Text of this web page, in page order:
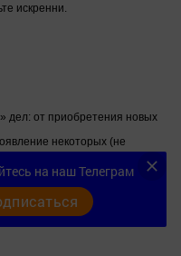
искренни.
дел: от приобретения новых
некоторых (не
здоровья.
на наш Телеграм